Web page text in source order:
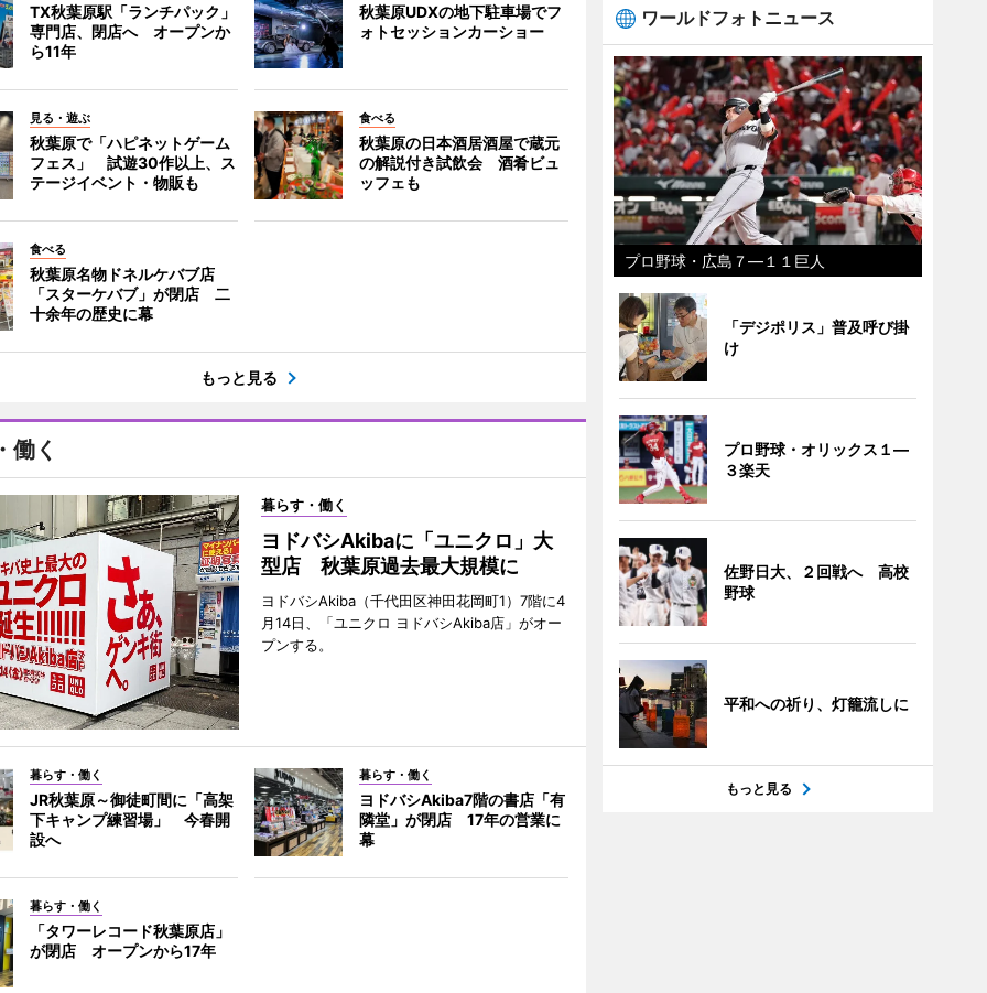
TX秋葉原駅「ランチパック」
専門店、閉店へ オープンか
ら11年
秋葉原UDXの地下駐車場でフ
ォトセッションカーショー
見る・遊ぶ
秋葉原で「ハピネットゲーム
フェス」 試遊30作以上、ス
テージイベント・物販も
食べる
秋葉原の日本酒居酒屋で蔵元
の解説付き試飲会 酒肴ビュ
ッフェも
食べる
秋葉原名物ドネルケバブ店
「スターケバブ」が閉店 二
十余年の歴史に幕
もっと見る
働く
暮らす・働く
ヨドバシAkibaに「ユニクロ」大
型店 秋葉原過去最大規模に
ヨドバシAkiba（千代田区神田花岡町1）7階に4
月14日、「ユニクロ ヨドバシAkiba店」がオー
プンする。
暮らす・働く
JR秋葉原～御徒町間に「高架
下キャンプ練習場」 今春開
設へ
暮らす・働く
ヨドバシAkiba7階の書店「有
隣堂」が閉店 17年の営業に
幕
暮らす・働く
「タワーレコード秋葉原店」
が閉店 オープンから17年
ワールドフォトニュース
プロ野球・広島７―１１巨人
「デジポリス」普及呼び掛
け
プロ野球・オリックス１―
３楽天
佐野日大、２回戦へ 高校
野球
平和への祈り、灯籠流しに
もっと見る